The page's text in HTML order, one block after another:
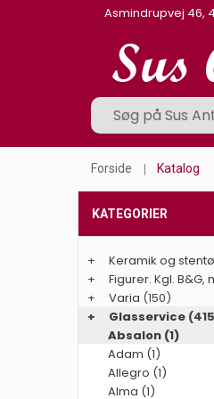
Asmindrupvej 46,
Forside Katalog
KATEGORIER
+ Keramik og
+
Figurer. Kgl. B&G,
+
Varia (150)
+
Glasservice
Absalon (1)
Adam (1)
Allegro (1)
Alma (1)